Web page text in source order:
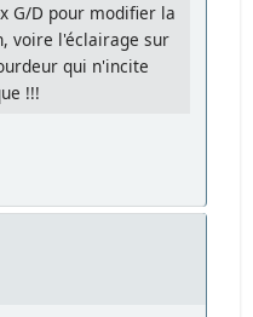
G/D pour modifier la
voire l'éclairage sur
qui n'incite
!!!